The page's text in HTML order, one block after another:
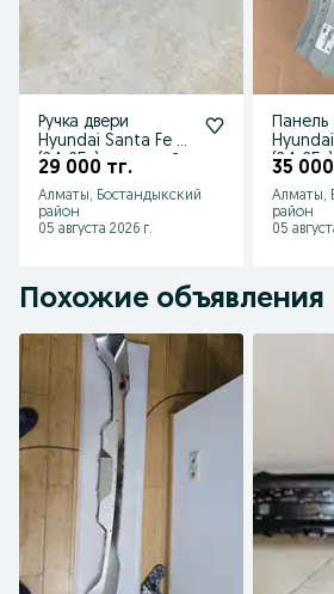
Ручка двери
Hyundai Santa Fe 5
(24-25г) передний
29 000 тг.
Алматы, Бостандыкский
район
05 августа 2026 г.
Панель
(24-
35
Алматы,
район
05
Похожие объявления